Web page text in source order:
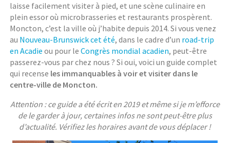
laisse facilement visiter à pied, et une scène culinaire en
plein essor où microbrasseries et restaurants prospèrent.
Moncton, c’est la ville où j’habite depuis 2014. Si vous venez
au Nouveau-Brunswick cet été, dans le cadre d’un road-trip
en Acadie ou pour leCongrès mondial acadien, peut-être
passerez-vous par chez nous ? Si oui, voici un guide complet
qui recense les immanquables à voir et visiter dans le
centre-ville de Moncton.
Attention : ce guide a été écrit en 2019 et même si je m’efforce
de le garder à jour, certaines infos ne sont peut-être plus
d’actualité. Vérifiez les horaires avant de vous déplacer !